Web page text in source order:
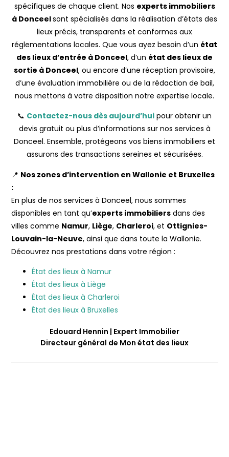
spécifiques de chaque client. Nos experts immobiliers
à Donceelsont spécialisés dans la réalisation d’états des
lieux précis, transparents et conformes aux
réglementations locales. Que vous ayez besoin d’un état
des lieux d’entrée à Donceel, d’un état des lieux de
sortie à Donceel, ou encore d’une réception provisoire,
d’une évaluation immobilière ou de la rédaction de bail,
nous mettons à votre disposition notre expertise locale.
📞 Contactez-nous dès aujourd’hui pour obtenir un
devis gratuit ou plus d’informations sur nos services à
Donceel. Ensemble, protégeons vos biens immobiliers et
assurons des transactions sereines et sécurisées.
📍 Nos zones d’intervention en Wallonie et Bruxelles
:
En plus de nos services à Donceel, nous sommes
disponibles en tant qu’experts immobiliers dans des
villes comme Namur, Liège, Charleroi, et Ottignies-
Louvain-la-Neuve, ainsi que dans toute la Wallonie.
Découvrez nos prestations dans votre région :
État des lieux à Namur
État des lieux à Liège
État des lieux à Charleroi
État des lieux à Bruxelles
Edouard Hennin | Expert Immobilier
Directeur général de Mon état des lieux